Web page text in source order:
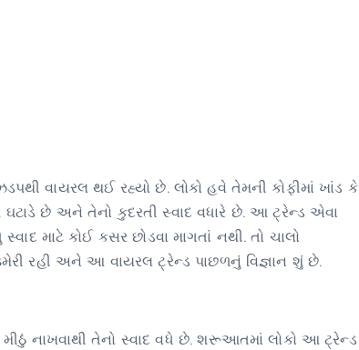
વાયરલ થઈ રહ્યો છે. લોકો હવે તેમની કોફીમાં ખાંડ કે
છે અને તેનો કુદરતી સ્વાદ વધારે છે. આ ટ્રેન્ડ એવા
માટે કોઈ કસર છોડવા માગતાં નથી. તો ચાલો
રહી અને આ વાયરલ ટ્રેન્ડ પાછળનું વિજ્ઞાન શું છે.
નાખવાથી તેનો સ્વાદ વધે છે. શરૂઆતમાં લોકો આ ટ્રેન્ડ